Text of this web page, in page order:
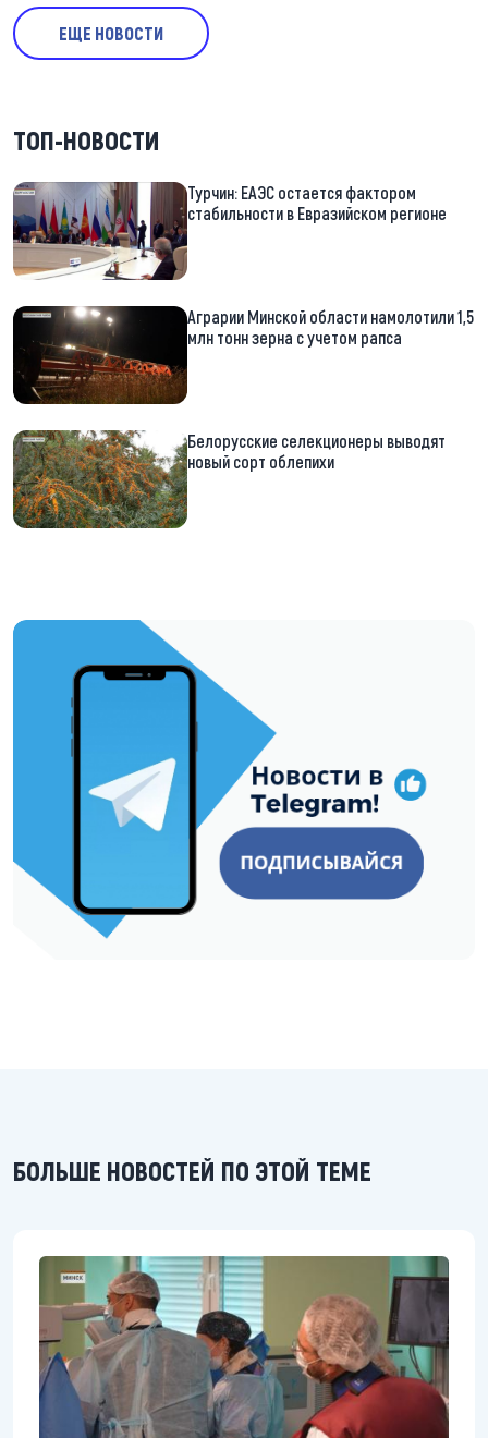
ЕЩЕ НОВОСТИ
ТОП-НОВОСТИ
Турчин: ЕАЭС остается фактором
стабильности в Евразийском регионе
Аграрии Минской области намолотили 1,5
млн тонн зерна с учетом рапса
Белорусские селекционеры выводят
новый сорт облепихи
https://t.me/minskctvby
БОЛЬШЕ НОВОСТЕЙ ПО ЭТОЙ ТЕМЕ